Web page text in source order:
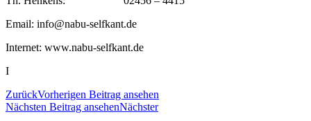
Email: info@nabu-selfkant.de
Internet: www.nabu-selfkant.de
I
ZurückVorherigen Beitrag ansehen
Nächsten Beitrag ansehenNächster